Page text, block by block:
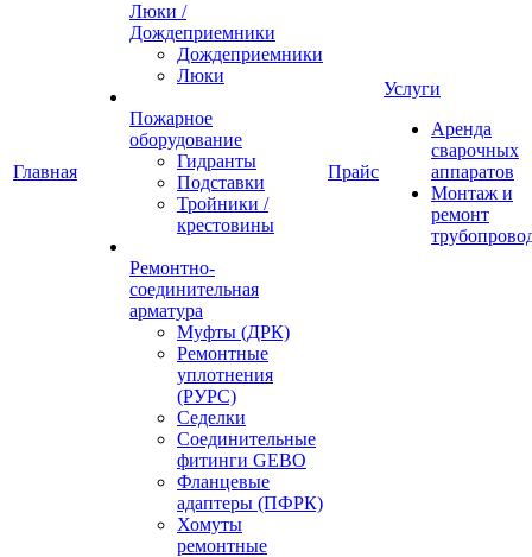
Главная
Люки /
Дождеприемники
Дождеприемники
Люки
Пожарное
оборудование
Гидранты
Подставки
Тройники /
крестовины
Ремонтно-
соединительная
арматура
Муфты (ДРК)
Ремонтные
уплотнения
(РУРС)
Седелки
Соединительные
фитинги GEBO
Фланцевые
адаптеры (ПФРК)
Хомуты
ремонтные
Прайс
Услуги
Аренда
сварочных
аппаратов
Монтаж и
ремонт